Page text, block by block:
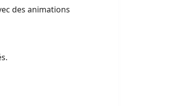
des animations